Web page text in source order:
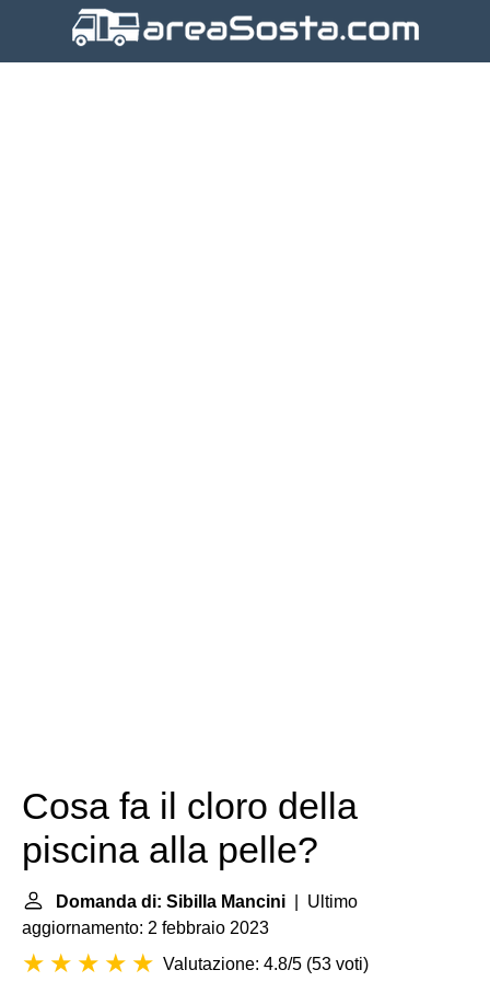
Cosa fa il cloro della
piscina alla pelle?
Domanda di: Sibilla Mancini | Ultimo
aggiornamento: 2 febbraio 2023
Valutazione: 4.8/5 (53 voti)